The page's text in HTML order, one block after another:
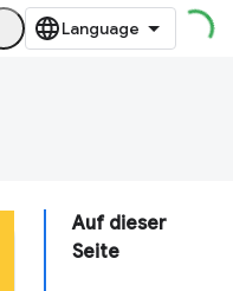
Auf dieser
Seite